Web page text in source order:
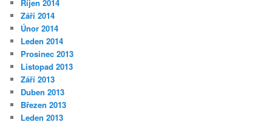
Říjen 2014
Září 2014
Únor 2014
Leden 2014
Prosinec 2013
Listopad 2013
Září 2013
Duben 2013
Březen 2013
Leden 2013